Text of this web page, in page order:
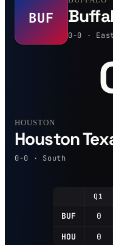
BUF
0-0 · East
HOUSTON
Houston
0-0 · South
Q1
BUF 0
HOU
0